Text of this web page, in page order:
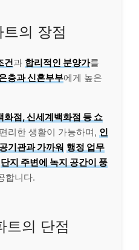
의 장점
건과 합리적인 분양가를
층과 신혼부부에게 높은
점, 신세계백화점 등 쇼
리한 생활이 가능하며, 인
기관과 가까워 행정 업무
단지 주변에 녹지 공간이 풍
합니다.
트의 단점